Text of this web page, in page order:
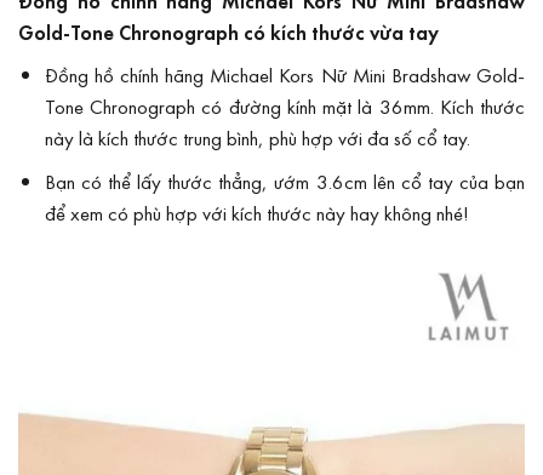
Gold-Tone Chronograph có kích thước vừa tay
Đồng hồ chính hãng Michael Kors Nữ Mini Bradshaw Gold-
Tone Chronograph có đường kính mặt là 36mm. Kích thước
này là kích thước trung bình, phù hợp với đa số cổ tay.
Bạn có thể lấy thước thẳng, ướm 3.6cm lên cổ tay của bạn
để xem có phù hợp với kích thước này hay không nhé!